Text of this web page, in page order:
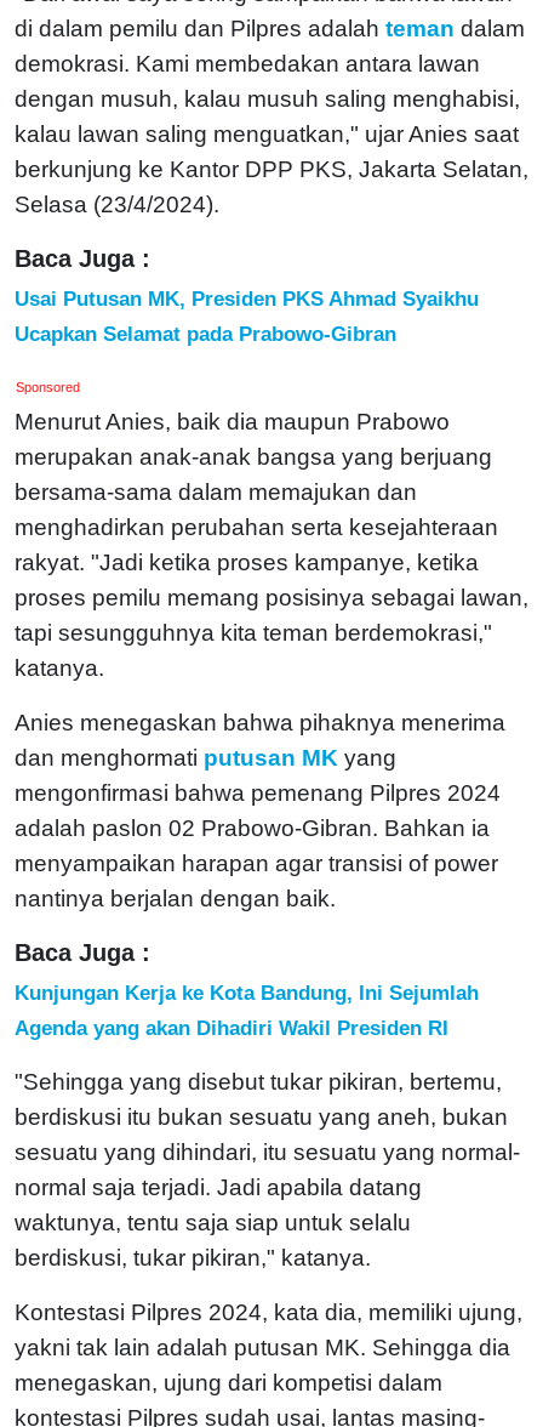
di dalam pemilu dan Pilpres adalah teman dalam
demokrasi. Kami membedakan antara lawan
dengan musuh, kalau musuh saling menghabisi,
kalau lawan saling menguatkan," ujar Anies saat
berkunjung ke Kantor DPP PKS, Jakarta Selatan,
Selasa (23/4/2024).
Baca Juga :
Usai Putusan MK, Presiden PKS Ahmad Syaikhu
Ucapkan Selamat pada Prabowo-Gibran
Sponsored
Menurut Anies, baik dia maupun Prabowo
merupakan anak-anak bangsa yang berjuang
bersama-sama dalam memajukan dan
menghadirkan perubahan serta kesejahteraan
rakyat. "Jadi ketika proses kampanye, ketika
proses pemilu memang posisinya sebagai lawan,
tapi sesungguhnya kita teman berdemokrasi,"
katanya.
Anies menegaskan bahwa pihaknya menerima
dan menghormati putusan MK yang
mengonfirmasi bahwa pemenang Pilpres 2024
adalah paslon 02 Prabowo-Gibran. Bahkan ia
menyampaikan harapan agar transisi of power
nantinya berjalan dengan baik.
Baca Juga :
Kunjungan Kerja ke Kota Bandung, Ini Sejumlah
Agenda yang akan Dihadiri Wakil Presiden RI
"Sehingga yang disebut tukar pikiran, bertemu,
berdiskusi itu bukan sesuatu yang aneh, bukan
sesuatu yang dihindari, itu sesuatu yang normal-
normal saja terjadi. Jadi apabila datang
waktunya, tentu saja siap untuk selalu
berdiskusi, tukar pikiran," katanya.
Kontestasi Pilpres 2024, kata dia, memiliki ujung,
yakni tak lain adalah putusan MK. Sehingga dia
menegaskan, ujung dari kompetisi dalam
kontestasi Pilpres sudah usai, lantas masing-